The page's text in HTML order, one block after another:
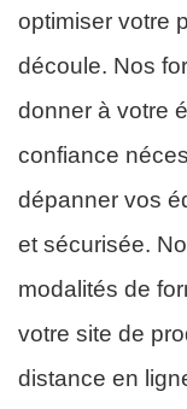
optimiser votre
découle. Nos
donner à votre
confiance
dépanner vos
et sécurisée.
modalités de
votre site de
distance en